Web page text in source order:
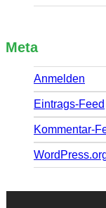
Meta
Anmelden
Eintrags-Feed
Kommentar-